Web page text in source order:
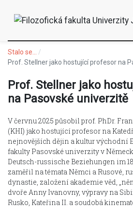
Stalo se...
Prof. Stellner jako hostující profesor na
Prof. Stellner jako
na Pasovské univerzitě
V červnu 2025 působil prof. PhDr.
(KHI) jako hostující profesor na
nejnovějších dějin a kultur východní
fakulty Pasovské univerzity v
Deutsch-russische Beziehungen im
zaměřil na témata Němci a Rusové,
dynastie, založení akademie věd,
dvoře Anny Ivanovny, výpravy na
Rusko, Kateřina II. a soudobá